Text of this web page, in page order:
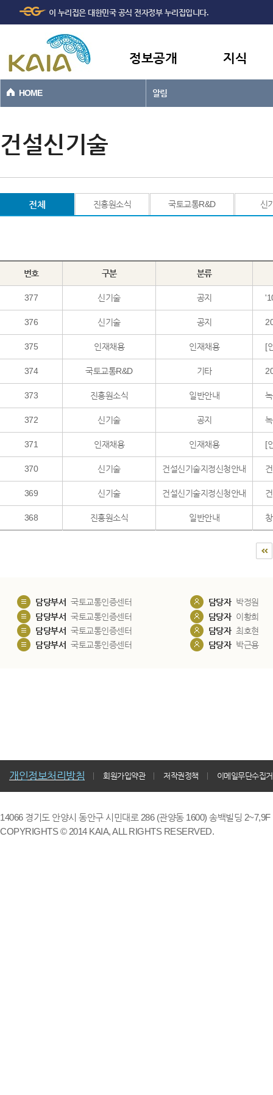
본문바로가기
이 누리집은 대한민국 공식 전자정부 누리집입니다.
정보공개 지식
HOME 알림
건설신기술
전체 진흥원소식 국토교통R&D 신
번호 구분 분류
377 신기술 공지
376 신기술 공지
375 인재채용 인재채용 [
374 국토교통R&D 기타
373 진흥원소식 일반안내
372 신기술 공지
371 인재채용 인재채용 [
370 신기술 건설신기술지정신청안내
369 신기술 건설신기술지정신청안내
368 진흥원소식 일반안내
담당부서 국토교통인증센터 담당자 박정원
담당부서 국토교통인증센터 담당자 이황희
담당부서 국토교통인증센터 담당자 최호현
담당부서 국토교통인증센터 담당자 박근용
개인정보처리방침 회원가입약관 저작권정책 이메일무단수집
14066 경기도 안양시 동안구 시민대로 286 (관양동 1600) 송백빌딩
COPYRIGHTS © 2014 KAIA, ALL RIGHTS RESERVED.